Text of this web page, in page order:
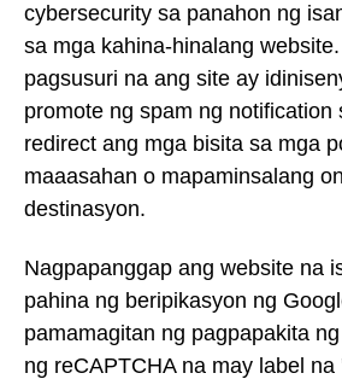
cybersecurity sa panahon ng
sa mga kahina-hinalang
pagsusuri na ang site ay
promote ng spam ng notification
redirect ang mga bisita sa mga
maaasahan o mapaminsalang
destinasyon.
Nagpapanggap ang website na
pahina ng beripikasyon ng
pamamagitan ng pagpapakita
ng reCAPTCHA na may label